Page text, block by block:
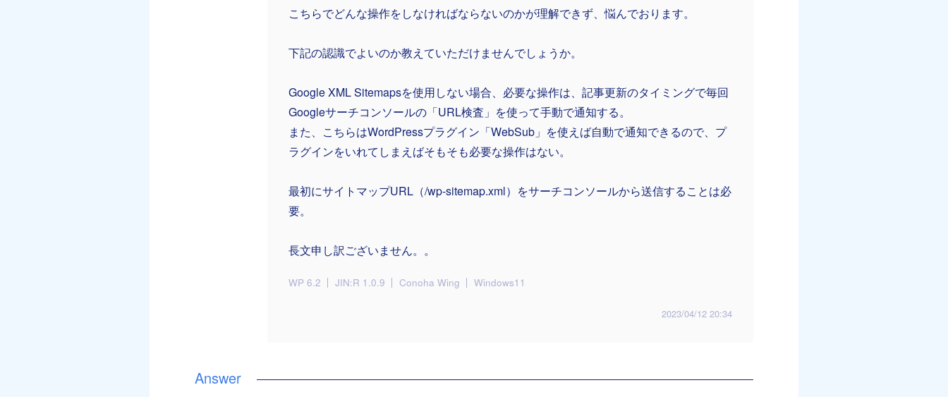
こちらでどんな操作をしなければならないのかが理解できず、悩んでおります。
下記の認識でよいのか教えていただけませんでしょうか。
Google XML Sitemapsを使用しない場合、必要な操作は、記事更新のタイミングで毎回
Googleサーチコンソールの「URL検査」を使って手動で通知する。
また、こちらはWordPressプラグイン「WebSub」を使えば自動で通知できるので、プ
ラグインをいれてしまえばそもそも必要な操作はない。
最初にサイトマップURL（/wp-sitemap.xml）をサーチコンソールから送信することは必
要。
長文申し訳ございません。。
WP 6.2 JIN:R 1.0.9 Conoha Wing Windows11
2023/04/12 20:34